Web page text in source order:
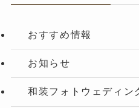
おすすめ情報
お知らせ
和装フォトウェディン